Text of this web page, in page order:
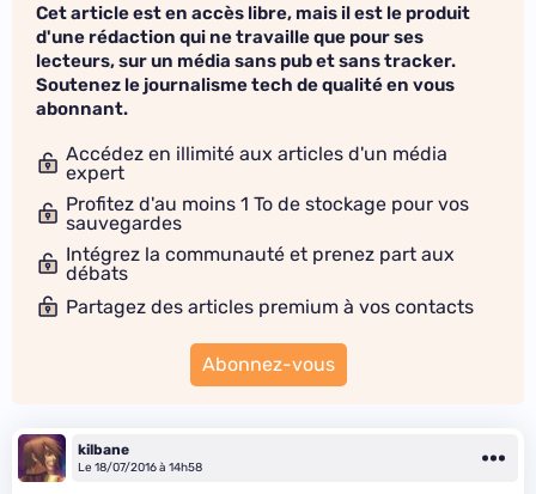
Cet article est en accès libre, mais il est le produit
d'une rédaction qui ne travaille que pour ses
lecteurs, sur un média sans pub et sans tracker.
Soutenez le journalisme tech de qualité en vous
abonnant.
Accédez en illimité aux articles d'un média
expert
Profitez d'au moins 1 To de stockage pour vos
sauvegardes
Intégrez la communauté et prenez part aux
débats
Partagez des articles premium à vos contacts
Abonnez-vous
kilbane
Le 18/07/2016 à 14h58